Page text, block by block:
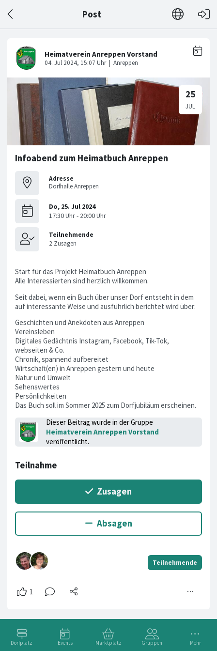
Post
Dorfplatz Events Marktplatz Gruppen Mehr
Infoabend zum Heimatbuch Anreppen
Adresse
Dorfhalle Anreppen
Start für das Projekt Heimatbuch Anreppen
Alle Interessierten sind herzlich willkommen.
Seit dabei, wenn ein Buch über unser Dorf entsteht in dem
auf interessante Weise und ausführlich berichtet wird über:
Geschichten und Anekdoten aus Anreppen
Vereinsleben
Digitales Gedächtnis Instagram, Facebook, Tik-Tok,
webseiten & Co.
Chronik, spannend aufbereitet
Wirtschaft(en) in Anreppen gestern und heute
Natur und Umwelt
Sehenswertes
Persönlichkeiten
Das Buch soll im Sommer 2025 zum Dorfjubiläum erscheinen.
Dieser Beitrag wurde in der Gruppe
Heimatverein Anreppen Vorstand
veröffentlicht.